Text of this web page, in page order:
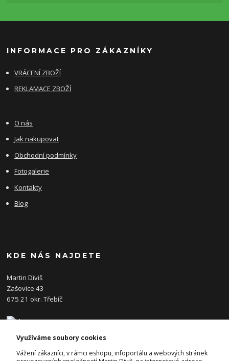
INFORMACE PRO ZÁKAZNÍKY
VRÁCENÍ ZBOŽÍ
REKLAMACE ZBOŽÍ
O nás
Jak nakupovat
Obchodní podmínky
Fotogalerie
Kontakty
Blog
KDE NÁS NAJDETE
Martin Diviš
Zašovice 43
675 21 okr. Třebíč
KONTAKTY
Využíváme soubory cookies
Vážení zákazníci, v rámci eshopu, infoportálu a webových stránek